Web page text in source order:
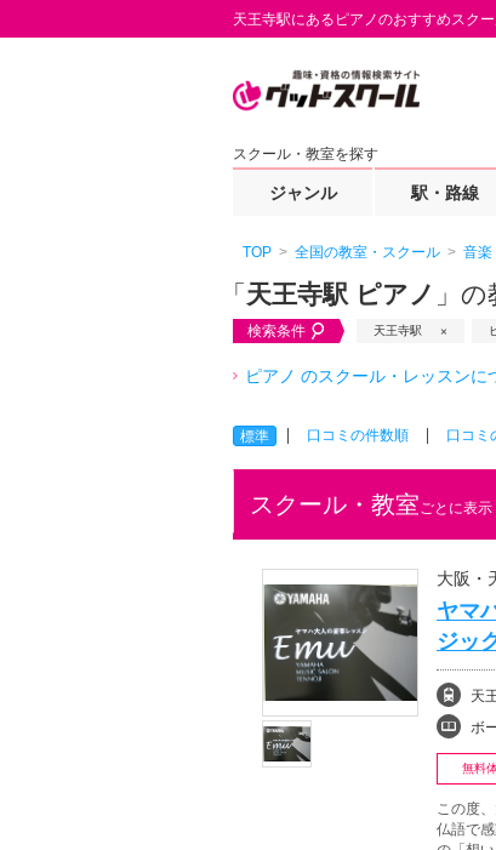
天王寺駅にあるピアノのおすすめスク
スクール・教室を探す
ジャンル 駅・路線
TOP 全国の教室・スクール 音楽
「 天王寺駅 ピアノ 」
検索条件 天王寺駅
ピアノ のスクール・レッスンに
標準 口コミの件数順 口コミ
スクール・教室ごとに表示
大阪・
ヤマ
ジッ
天
ボーカ
無料
この度
仏語で